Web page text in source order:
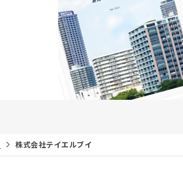
株式会社テイエルブイ